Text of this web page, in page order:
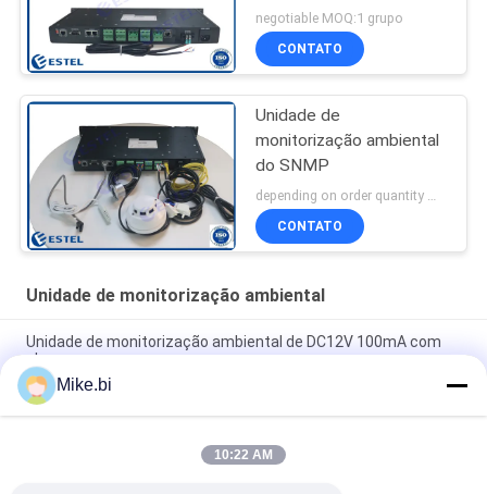
negotiable MOQ:1 grupo
CONTATO
Unidade de
monitorização ambiental
do SNMP
depending on order quantity MOQ:1 grupo
CONTATO
Unidade de monitorização ambiental
Unidade de monitorização ambiental de DC12V 100mA com
alarme
Unidade de monitorização ambiental da temperatura RS485
MODBUS RTU
Detector de fumo de DC35V 16mA para o armário das
Mike.bi
10:22 AM